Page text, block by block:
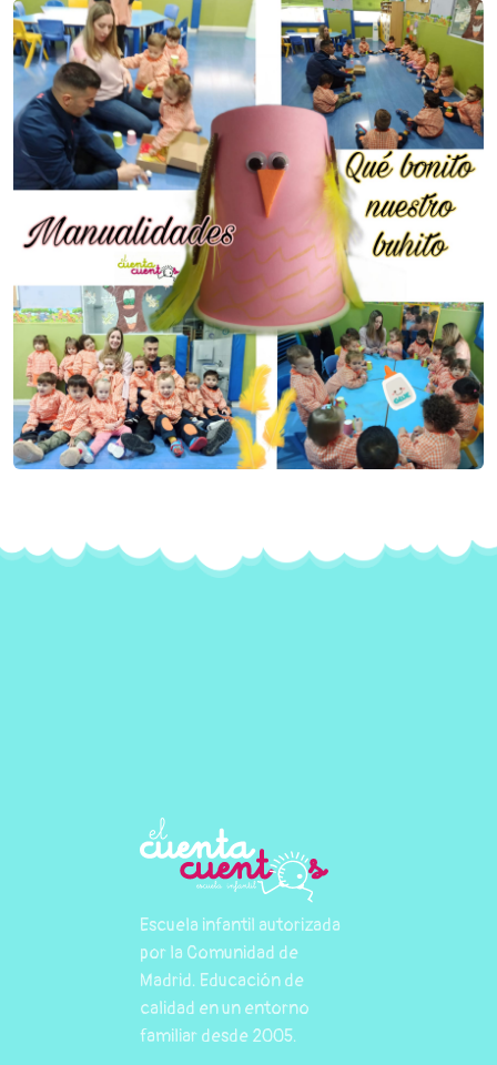
Escuela infantil autorizada
por la Comunidad de
Madrid. Educación de
calidad en un entorno
familiar desde 2005.